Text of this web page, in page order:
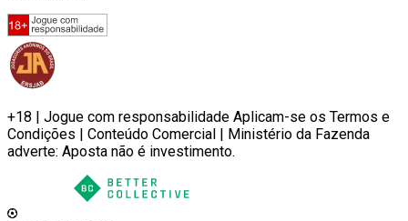
+18 | Jogue com responsabilidade Aplicam-se os Termos e
Condições | Conteúdo Comercial | Ministério da Fazenda
adverte: Aposta não é investimento.